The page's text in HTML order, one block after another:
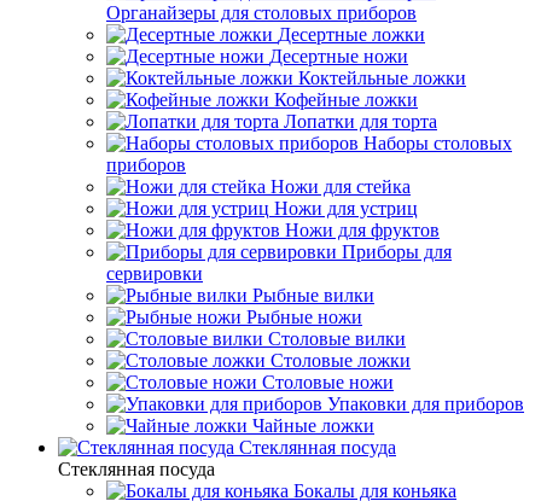
Органайзеры для столовых приборов
Десертные ложки
Десертные ножи
Коктейльные ложки
Кофейные ложки
Лопатки для торта
Наборы столовых
приборов
Ножи для стейка
Ножи для устриц
Ножи для фруктов
Приборы для
сервировки
Рыбные вилки
Рыбные ножи
Столовые вилки
Столовые ложки
Столовые ножи
Упаковки для приборов
Чайные ложки
Стеклянная посуда
Стеклянная посуда
Бокалы для коньяка